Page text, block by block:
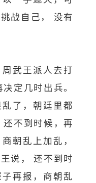
战自己， 没有
武王派人去打
定几时出兵。
了，朝廷里都
不到时候，再
朝乱上加乱，
说， 还不到时
再报，商朝乱